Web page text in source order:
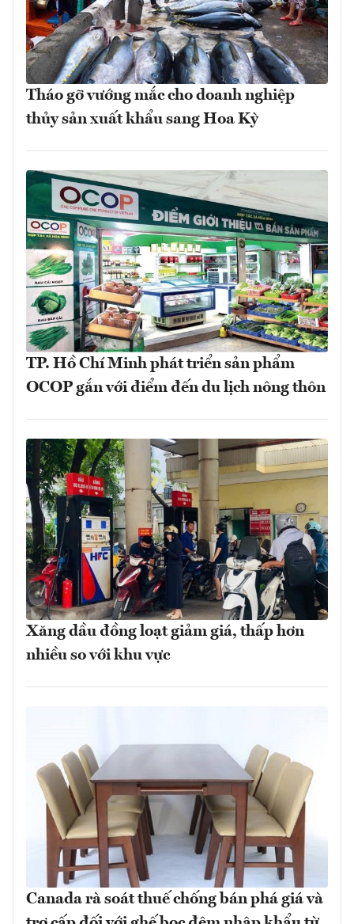
Tháo gỡ vướng mắc cho doanh nghiệp
thủy sản xuất khẩu sang Hoa Kỳ
TP. Hồ Chí Minh phát triển sản phẩm
OCOP gắn với điểm đến du lịch nông thôn
Xăng dầu đồng loạt giảm giá, thấp hơn
nhiều so với khu vực
Canada rà soát thuế chống bán phá giá và